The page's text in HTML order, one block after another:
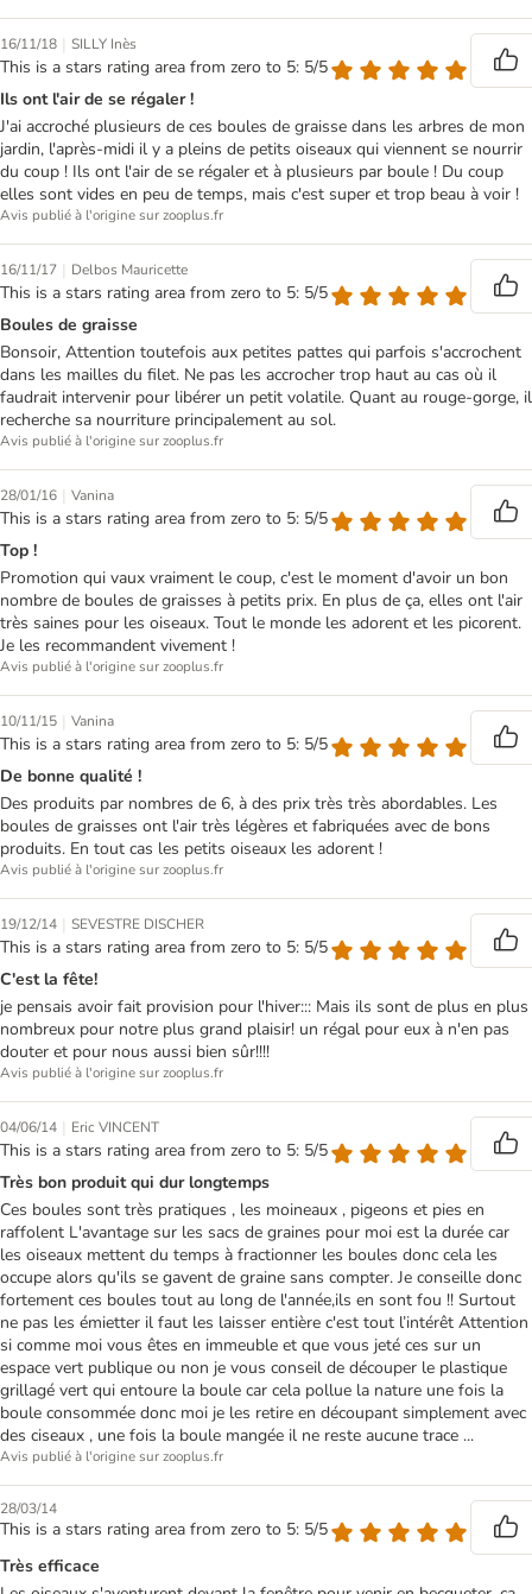
16/11/18 | SILLY Inès
This is a stars rating area from zero to 5: 5/5
Ils ont l'air de se régaler !
J'ai accroché plusieurs de ces boules de graisse dans les arbres de mon
jardin, l'après-midi il y a pleins de petits oiseaux qui viennent se nourrir
du coup ! Ils ont l'air de se régaler et à plusieurs par boule ! Du coup
elles sont vides en peu de temps, mais c'est super et trop beau à voir !
Avis publié à l'origine sur zooplus.fr
16/11/17 | Delbos Mauricette
This is a stars rating area from zero to 5: 5/5
Boules de graisse
Bonsoir, Attention toutefois aux petites pattes qui parfois s'accrochent
dans les mailles du filet. Ne pas les accrocher trop haut au cas où il
faudrait intervenir pour libérer un petit volatile. Quant au rouge-gorge, il
recherche sa nourriture principalement au sol.
Avis publié à l'origine sur zooplus.fr
28/01/16 | Vanina
This is a stars rating area from zero to 5: 5/5
Top !
Promotion qui vaux vraiment le coup, c'est le moment d'avoir un bon
nombre de boules de graisses à petits prix. En plus de ça, elles ont l'air
très saines pour les oiseaux. Tout le monde les adorent et les picorent.
Je les recommandent vivement !
Avis publié à l'origine sur zooplus.fr
10/11/15 | Vanina
This is a stars rating area from zero to 5: 5/5
De bonne qualité !
Des produits par nombres de 6, à des prix très très abordables. Les
boules de graisses ont l'air très légères et fabriquées avec de bons
produits. En tout cas les petits oiseaux les adorent !
Avis publié à l'origine sur zooplus.fr
19/12/14 | SEVESTRE DISCHER
This is a stars rating area from zero to 5: 5/5
C'est la fête!
je pensais avoir fait provision pour l'hiver::: Mais ils sont de plus en plus
nombreux pour notre plus grand plaisir! un régal pour eux à n'en pas
douter et pour nous aussi bien sûr!!!!
Avis publié à l'origine sur zooplus.fr
04/06/14 | Eric VINCENT
This is a stars rating area from zero to 5: 5/5
Très bon produit qui dur longtemps
Ces boules sont très pratiques , les moineaux , pigeons et pies en
raffolent L'avantage sur les sacs de graines pour moi est la durée car
les oiseaux mettent du temps à fractionner les boules donc cela les
occupe alors qu'ils se gavent de graine sans compter. Je conseille donc
fortement ces boules tout au long de l'année,ils en sont fou !! Surtout
ne pas les émietter il faut les laisser entière c'est tout l’intérêt Attention
si comme moi vous êtes en immeuble et que vous jeté ces sur un
espace vert publique ou non je vous conseil de découper le plastique
grillagé vert qui entoure la boule car cela pollue la nature une fois la
boule consommée donc moi je les retire en découpant simplement avec
des ciseaux , une fois la boule mangée il ne reste aucune trace ...
Avis publié à l'origine sur zooplus.fr
28/03/14
This is a stars rating area from zero to 5: 5/5
Très efficace